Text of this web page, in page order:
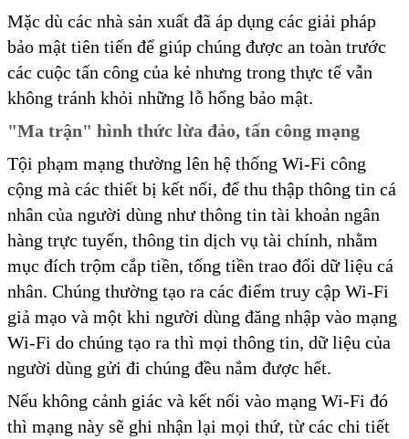
Mặc dù các nhà sản xuất đã áp dụng các giải pháp
bảo mật tiên tiến để giúp chúng được an toàn trước
các cuộc tấn công của kẻ nhưng trong thực tế vẫn
không tránh khỏi những lỗ hổng bảo mật.
"Ma trận" hình thức lừa đảo, tấn công mạng
Tội phạm mạng thường lên hệ thống Wi-Fi công
cộng mà các thiết bị kết nối, để thu thập thông tin cá
nhân của người dùng như thông tin tài khoản ngân
hàng trực tuyến, thông tin dịch vụ tài chính, nhằm
mục đích trộm cắp tiền, tống tiền trao đổi dữ liệu cá
nhân. Chúng thường tạo ra các điểm truy cập Wi-Fi
giả mạo và một khi người dùng đăng nhập vào mạng
Wi-Fi do chúng tạo ra thì mọi thông tin, dữ liệu của
người dùng gửi đi chúng đều nắm được hết.
Nếu không cảnh giác và kết nối vào mạng Wi-Fi đó
thì mạng này sẽ ghi nhận lại mọi thứ, từ các chi tiết